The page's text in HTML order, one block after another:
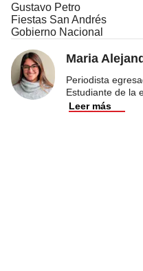
Gustavo Petro
Fiestas San Andrés
Gobierno Nacional
Maria
Periodista
Estudiante de la
Leer más